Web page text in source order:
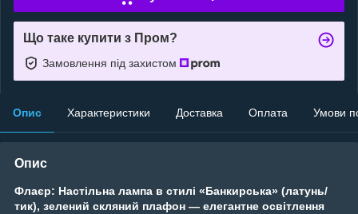
Що таке купити з Пром?
Замовлення під захистом
Опис Характеристики Доставка Оплата Умови
Опис
Флаєр: Настільна лампа в стилі «Банкирська» (латунь/
тик), зелений скляний плафон — елегантне освітлення